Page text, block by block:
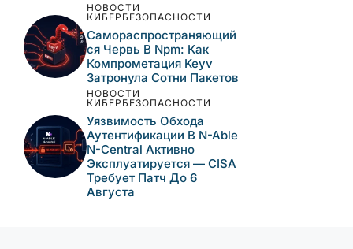
НОВОСТИ
КИБЕРБЕЗОПАСНОСТИ
Самораспространяющий
Ся Червь В Npm: Как
Компрометация Keyv
Затронула Сотни Пакетов
НОВОСТИ
КИБЕРБЕЗОПАСНОСТИ
Уязвимость Обхода
Аутентификации В N-Able
N-Central Активно
Эксплуатируется — CISA
Требует Патч До 6
Августа